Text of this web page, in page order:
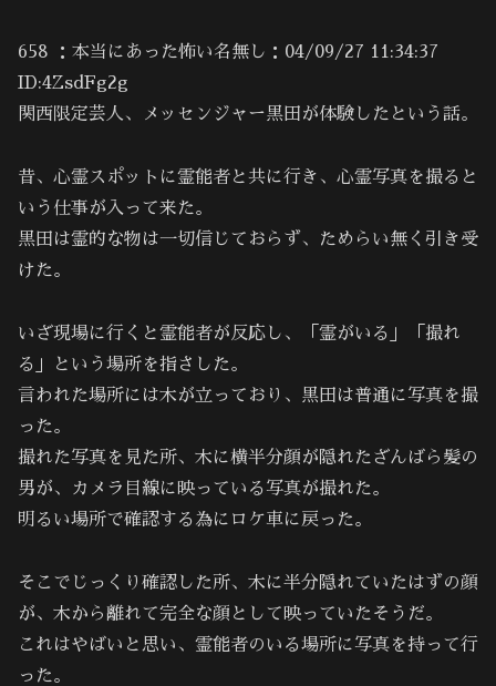
658 ：本当にあった怖い名無し：04/09/27 11:34:37
ID:4ZsdFg2g
関西限定芸人、メッセンジャー黒田が体験したという話。
昔、心霊スポットに霊能者と共に行き、心霊写真を撮ると
いう仕事が入って来た。
黒田は霊的な物は一切信じておらず、ためらい無く引き受
けた。
いざ現場に行くと霊能者が反応し、「霊がいる」「撮れ
る」という場所を指さした。
言われた場所には木が立っており、黒田は普通に写真を撮
った。
撮れた写真を見た所、木に横半分顔が隠れたざんばら髪の
男が、カメラ目線に映っている写真が撮れた。
明るい場所で確認する為にロケ車に戻った。
そこでじっくり確認した所、木に半分隠れていたはずの顔
が、木から離れて完全な顔として映っていたそうだ。
これはやばいと思い、霊能者のいる場所に写真を持って行
った。